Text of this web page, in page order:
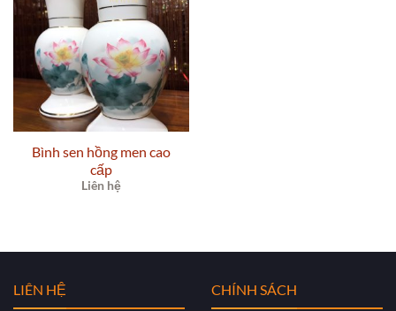
Bình sen hồng men cao
cấp
Liên hệ
LIÊN HỆ CHÍNH SÁCH